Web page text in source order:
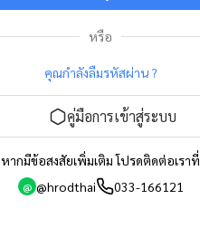
หรือ
คุณกำลังลืมรหัสผ่าน ?
คู่มือการเข้าสู่ระบบ
หากมีข้อสงสัยเพิ่มเติม โปรดติดต่อเราที่
@ @hrodthai 033-166121